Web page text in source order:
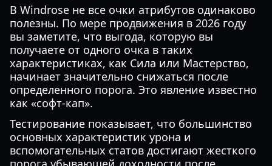
В Windrose не все очки атрибутов одинаково
полезны. По мере продвижения в 2026 году
вы заметите, что выгода, которую вы
получаете от одного очка в таких
характеристиках, как Сила или Мастерство,
начинает значительно снижаться после
определенного порога. Это явление известно
как «софт-кап».
Тестирование показывает, что большинство
основных характеристик урона и
вспомогательных статов достигают жесткого